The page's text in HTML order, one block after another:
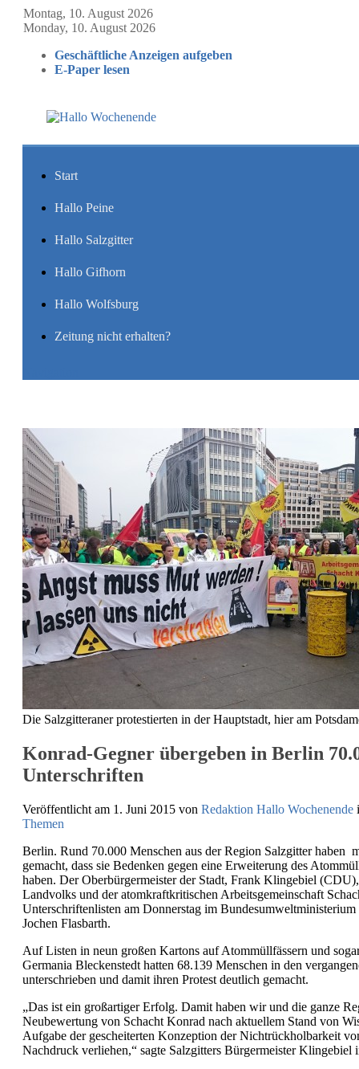
Montag, 10. August 2026
Monday, 10. August 2026
Geschäftliche Anzeigen aufgeben
E-Paper lesen
Start
Hallo Peine
Hallo Salzgitter
Hallo Gifhorn
Hallo Wolfsburg
Zeitung nicht erhalten?
Die Salzgitteraner protestierten in der Hauptstadt, hier am
Konrad-Gegner übergeben in Berlin
Unterschriften
Veröffentlicht am 1. Juni 2015 von Redaktion Hallo Wochenende
Themen
Berlin. Rund 70.000 Menschen aus der Region Salzgitter haben
gemacht, dass sie Bedenken gegen eine Erweiterung des
haben. Der Oberbürgermeister der Stadt, Frank Klingebiel
Landvolks und der atomkraftkritischen Arbeitsgemeinschaft
Unterschriftenlisten am Donnerstag im Bundesumweltministerium
Jochen Flasbarth.
Auf Listen in neun großen Kartons auf Atommüllfässern und
Germania Bleckenstedt hatten 68.139 Menschen in den
unterschrieben und damit ihren Protest deutlich gemacht.
„Das ist ein großartiger Erfolg. Damit haben wir und die ganze
Neubewertung von Schacht Konrad nach aktuellem Stand von
Aufgabe der gescheiterten Konzeption der Nichtrückholbarkeit
Nachdruck verliehen,“ sagte Salzgitters Bürgermeister Klingebiel